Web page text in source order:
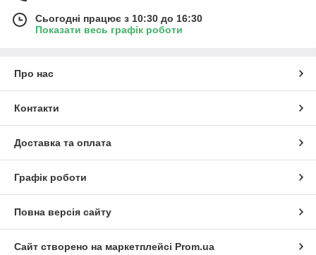
Сьогодні працює з 10:30 до 16:30
Показати весь графік роботи
Про нас
Контакти
Доставка та оплата
Графік роботи
Повна версія сайту
Сайт створено на маркетплейсі Prom.ua